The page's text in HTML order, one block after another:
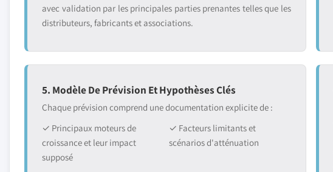
avec validation par les principales parties prenantes telles que les
distributeurs, fabricants et associations.
5. Modèle De Prévision Et Hypothèses Clés
Chaque prévision comprend une documentation explicite de :
✓ Principaux moteurs de
croissance et leur impact
supposé
✓ Facteurs limitants et
scénarios d'atténuation